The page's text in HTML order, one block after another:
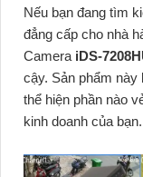
Nếu bạn đang tìm
đẳng cấp cho nhà
Camera iDS-
cậy. Sản phẩm
thể hiện phần nào
kinh doanh của bạn.